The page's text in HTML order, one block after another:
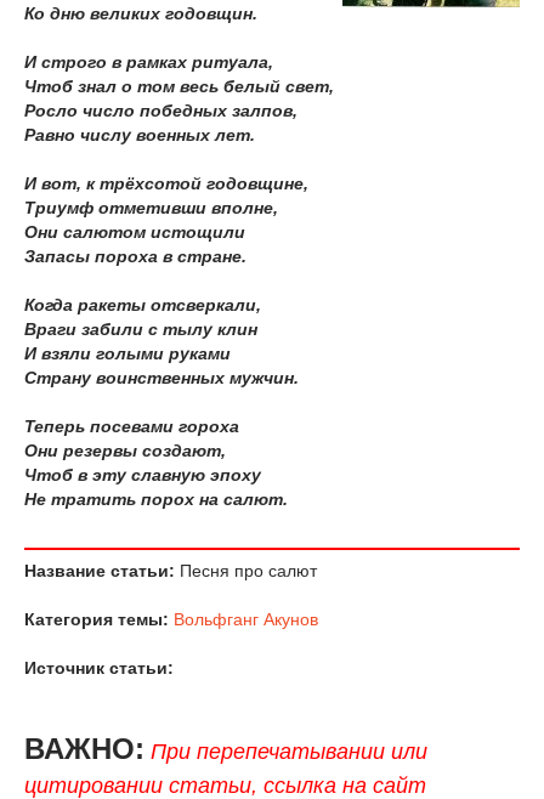
Ко дню великих годовщин.
И строго в рамках ритуала,
Чтоб знал о том весь белый свет,
Росло число победных залпов,
Равно числу военных лет.
И вот, к трёхсотой годовщине,
Триумф отметивши вполне,
Они салютом истощили
Запасы пороха в стране.
Когда ракеты отсверкали,
Враги забили с тылу клин
И взяли голыми руками
Страну воинственных мужчин.
Теперь посевами гороха
Они резервы создают,
Чтоб в эту славную эпоху
Не тратить порох на салют.
Название статьи: Песня про салют
Категория темы: Вольфганг Акунов
Источник статьи:
ВАЖНО: При перепечатывании или
цитировании статьи, ссылка на сайт